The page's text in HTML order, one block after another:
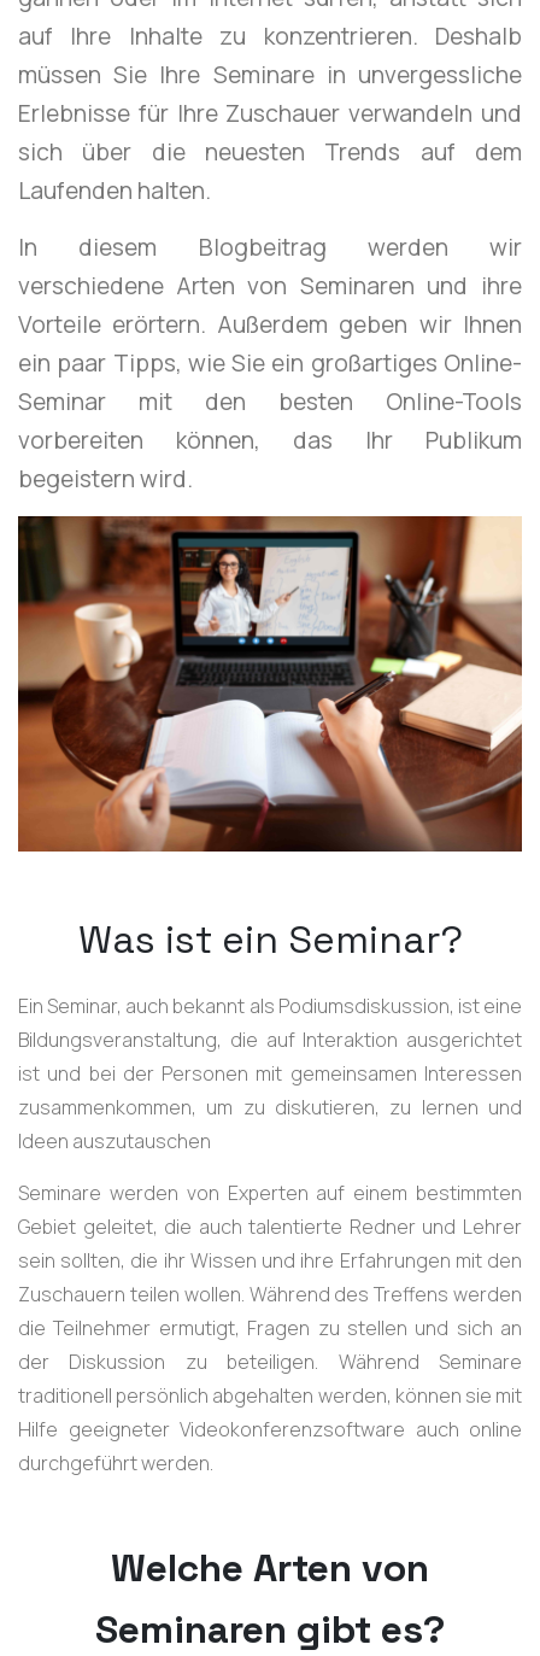
auf Ihre Inhalte zu konzentrieren. Deshalb
müssen Sie Ihre Seminare in unvergessliche
Erlebnisse für Ihre Zuschauer verwandeln und
sich über die neuesten Trends auf dem
Laufenden halten.
In diesem Blogbeitrag werden wir
verschiedene Arten von Seminaren und ihre
Vorteile erörtern. Außerdem geben wir Ihnen
ein paar Tipps, wie Sie ein großartiges Online-
Seminar mit den besten Online-Tools
vorbereiten können, das Ihr Publikum
begeistern wird.
Was ist ein Seminar?
Ein Seminar, auch bekannt als Podiumsdiskussion, ist eine
Bildungsveranstaltung, die auf Interaktion ausgerichtet
ist und bei der Personen mit gemeinsamen Interessen
zusammenkommen, um zu diskutieren, zu lernen und
Ideen auszutauschen
Seminare werden von Experten auf einem bestimmten
Gebiet geleitet, die auch talentierte Redner und Lehrer
sein sollten, die ihr Wissen und ihre Erfahrungen mit den
Zuschauern teilen wollen. Während des Treffens werden
die Teilnehmer ermutigt, Fragen zu stellen und sich an
der Diskussion zu beteiligen. Während Seminare
traditionell persönlich abgehalten werden, können sie mit
Hilfe geeigneter Videokonferenzsoftware auch online
durchgeführt werden.
Welche Arten von
Seminaren gibt es?